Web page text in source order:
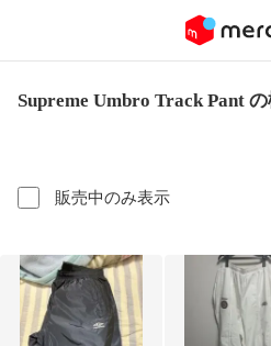
Supreme Umbro Track Pant
販売中のみ表示